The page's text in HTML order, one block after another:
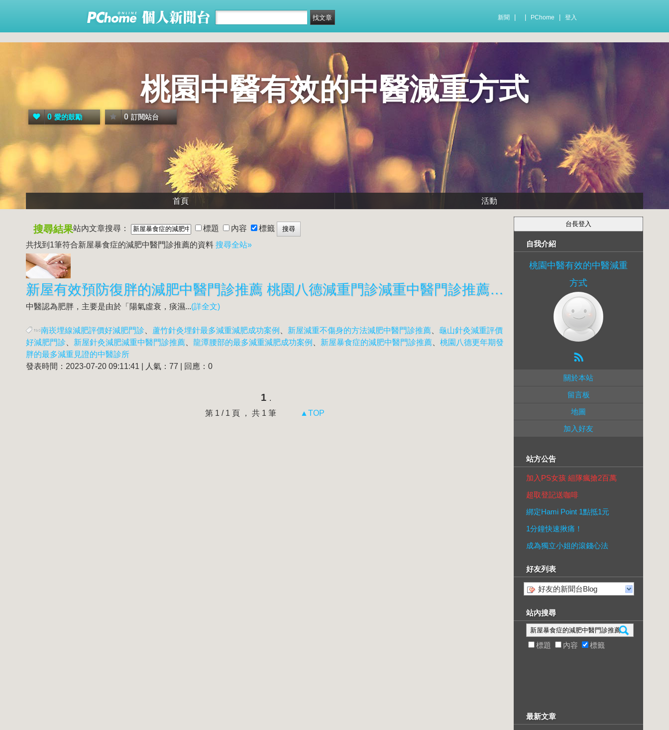
新聞 PChome 登入
桃園中醫有效的中醫減重方式
0 愛的鼓勵 0 訂閱站台
首頁 活動
搜尋結果站內文章搜尋： 標題 內容
標籤
共找到1筆符合新屋暴食症的減肥中醫門診推薦的資料 搜尋全站»
新屋有效預防復胖的減肥中醫門診推薦 桃園八德減重門診減重中醫門診推薦 10個小妙招教你快速甩掉大餅臉17720
中醫認為肥胖，主要是由於「陽氣虛衰，痰濕...(詳全文)
南崁埋線減肥評價好減肥門診 蘆竹針灸埋針最多減重減肥成功案例 新屋減重不傷身的方法減肥中醫門診推薦
龜山針灸減重評價
好減肥門診
新屋針灸減肥減重中醫門診推薦 龍潭腰部的最多減重減肥成功案例 新屋暴食症的減肥中醫門診推薦
桃園八德更年期發
胖的最多減重見證的中醫診所
發表時間：2023-07-20 09:11:41 | 人氣：77 | 回應：0
1 .
第 1 / 1 頁 ， 共 1 筆
▲TOP
自我介紹
桃園中醫有效的中醫減重
方式
關於本站
留言板
地圖
加入好友
站方公告
加入PS女孩 組隊瘋搶2百萬
超取登記送咖啡
綁定Hami Point 1點抵1元
1分鐘快速揪痛！
成為獨立小姐的滾錢心法
好友列表
好友的新聞台Blog
站內搜尋
標題 內容 標籤
最新文章